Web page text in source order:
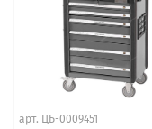
арт. ЦБ-0009451